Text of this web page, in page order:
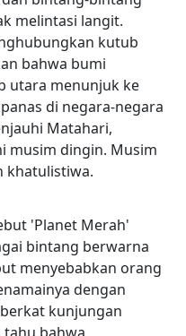
melintasi langit.
kutub
bahwa bumi
utara menunjuk ke
di negara-negara
Matahari,
musim dingin. Musim
khatulistiwa.
'Planet Merah'
bintang berwarna
menyebabkan orang
dengan
kunjungan